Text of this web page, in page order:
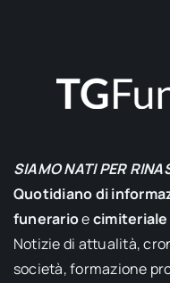
SIAMO NATI PER
Quotidiano di
funerarioecimiteriale
Notizie di attualità,
società, formazione